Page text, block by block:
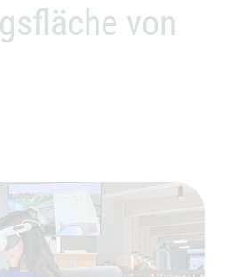
von